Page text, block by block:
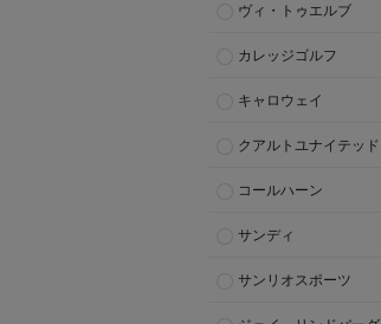
ヴィ・トゥエルブ
カレッジゴルフ
キャロウェイ
クアルトユナイテッド
コールハーン
サンディ
サンリオスポーツ